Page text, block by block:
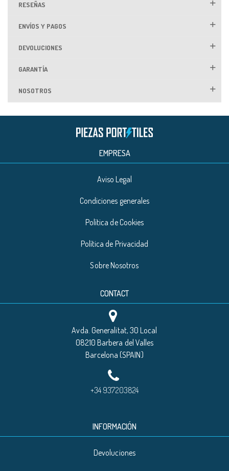
RESEÑAS
ENVÍOS Y PAGOS
DEVOLUCIONES
GARANTÍA
NOSOTROS
EMPRESA
Aviso Legal
Condiciones generales
Política de Cookies
Política de Privacidad
Sobre Nosotros
CONTACT
Avda. Generalitat, 30 Local
08210 Barbera del Valles
Barcelona (SPAIN)
+34 937203824
INFORMACIÓN
Devoluciones